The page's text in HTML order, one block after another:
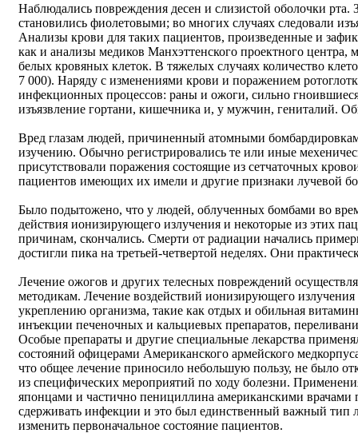
Наблюдались повреждения десен и слизистой оболочки рта.
становились фиолетовыми; во многих случаях следовали
Анализы крови для таких пациентов, произведенные и
как и анализы медиков Манхэттенского проектного центра,
белых кровяных клеток. В тяжелых случаях количество
7 000). Наряду с изменениями крови и поражением
инфекционных процессов: раны и ожоги, сильно
изъязвление гортани, кишечника и, у мужчин, гениталий.
Вред глазам людей, причиненный атомными
изучению. Обычно регистрировались те или иные
присутствовали поражения состоящие из сетчаточных
пациентов имеющих их имели и другие признаки лучевой
Было подытожено, что у людей, облученных бомбами во
действия ионизирующего излучения и некоторые из этих
причинам, скончались. Смерти от радиации начались
достигли пика на третьей-четвертой неделях. Они
Лечение ожогов и других телесных повреждений
методикам. Лечение воздействий ионизирующего
укреплению организма, такие как отдых и обильная
инъекции печеночных и кальциевых препаратов,
Особые препараты и другие специальные лекарства
состояний офицерами Американского армейского
что общее лечение приносило небольшую пользу, не было
из специфических мероприятий по ходу болезни.
японцами и частично пенициллина американскими
сдерживать инфекции и это был единственный важный тип
изменить первоначальное состояние пациентов.